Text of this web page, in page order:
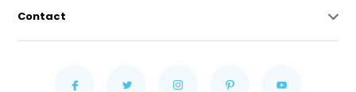
Contact